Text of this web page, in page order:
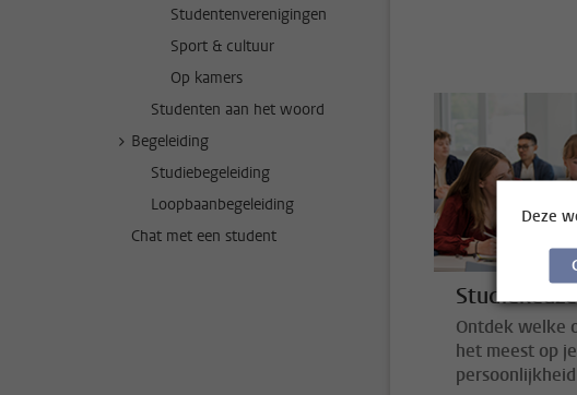
Studentenverenigingen
Sport & cultuur
Op kamers
Studenten aan het woord
Begeleiding
Studiebegeleiding
Loopbaanbegeleiding
Chat met een student
Ontdek welke
het meest op je
Deze